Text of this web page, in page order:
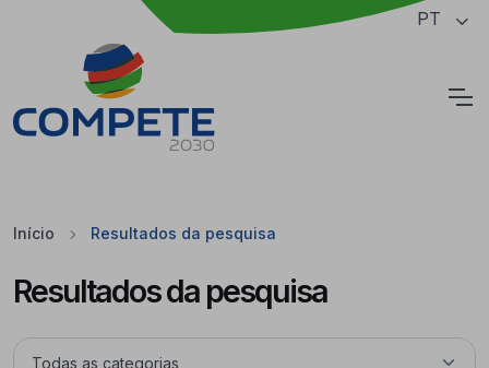
Saltar para o conteúdo principal da página PT
Início Resultados da pesquisa
Resultados da pesquisa